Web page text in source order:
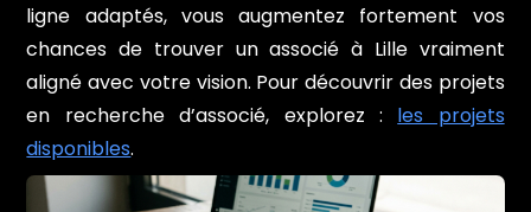
ligne adaptés, vous augmentez fortement vos
chances de trouver un associé à Lille vraiment
aligné avec votre vision. Pour découvrir des projets
en recherche d’associé, explorez : les projets
disponibles.